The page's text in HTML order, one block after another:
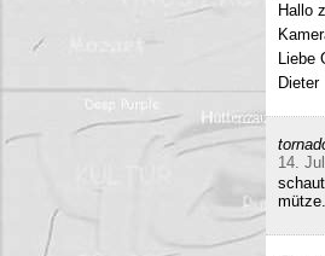
Hallo
Liebe
Dieter
14.